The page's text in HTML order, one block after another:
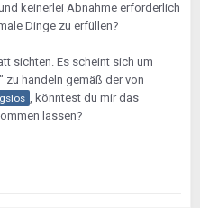
keinerlei Abnahme erforderlich
Dinge zu erfüllen?
sichten. Es scheint sich um
zu handeln gemäß der von
, könntest du mir das
lassen?